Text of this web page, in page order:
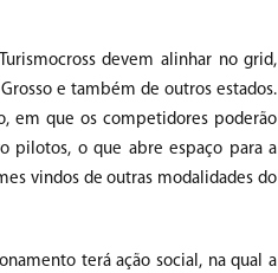
devem alinhar no grid,
e também de outros estados.
em que os competidores poderão
pilotos, o que abre espaço para a
vindos de outras modalidades do
terá ação social, na qual a